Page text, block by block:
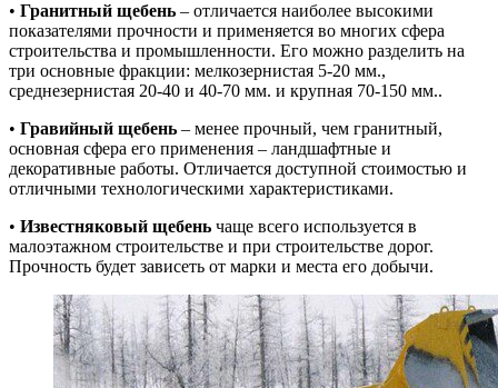
• Гранитный щебень – отличается наиболее высокими
показателями прочности и применяется во многих сфера
строительства и промышленности. Его можно разделить на
три основные фракции: мелкозернистая 5-20 мм.,
среднезернистая 20-40 и 40-70 мм. и крупная 70-150 мм..
• Гравийный щебень – менее прочный, чем гранитный,
основная сфера его применения – ландшафтные и
декоративные работы. Отличается доступной стоимостью и
отличными технологическими характеристиками.
• Известняковый щебень чаще всего используется в
малоэтажном строительстве и при строительстве дорог.
Прочность будет зависеть от марки и места его добычи.